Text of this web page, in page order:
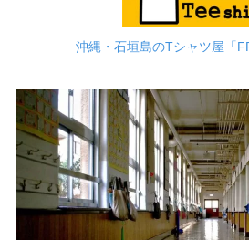
沖縄・石垣島のTシャツ屋「